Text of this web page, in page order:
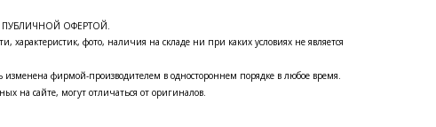
ПУБЛИЧНОЙ ОФЕРТОЙ.
характеристик, фото, наличия на складе ни при каких условиях не является
изменена фирмой-производителем в одностороннем порядке в любое время.
на сайте, могут отличаться от оригиналов.